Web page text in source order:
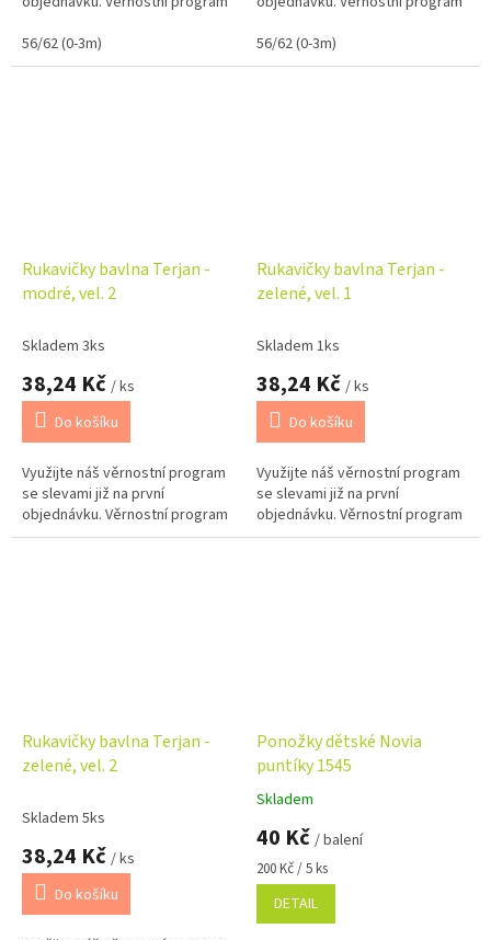
56/62 (0-3m)
56/62 (0-3m)
Rukavičky bavlna Terjan -
modré, vel. 2
Skladem 3ks
38,24 Kč / ks
Do košíku
Využijte náš věrnostní program
se slevami již na první
objednávku. Věrnostní program
Rukavičky bavlna Terjan -
zelené, vel. 1
Skladem 1ks
38,24 Kč / ks
Do košíku
Využijte náš věrnostní program
se slevami již na první
objednávku. Věrnostní program
Rukavičky bavlna Terjan -
zelené, vel. 2
Skladem 5ks
38,24 Kč / ks
Do košíku
Ponožky dětské Novia
puntíky 1545
Průměrné
hodnocení
produktu
je
5,0
5
Skladem
40 Kč / balení
Měrná
cena:
200 Kč / 5 ks
DETAIL